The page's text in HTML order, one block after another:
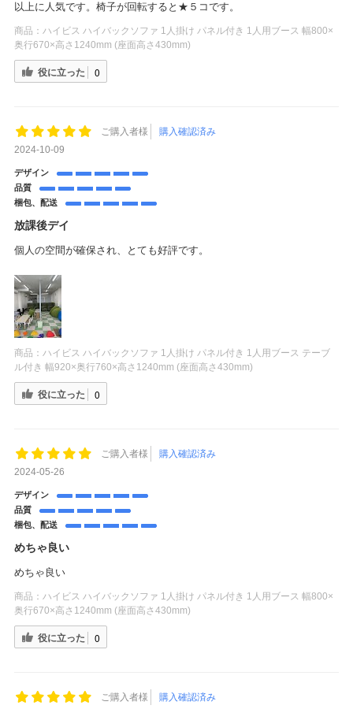
以上に人気です。椅子が回転すると★５コです。
商品： ハイビス ハイバックソファ 1人掛け パネル付き 1人用ブース 幅800×
奥行670×高さ1240mm (座面高さ430mm)
役に立った 0
ご購入者様
購入確認済み
2024-10-09
デザイン
品質
梱包、配送
放課後デイ
個人の空間が確保され、とても好評です。
商品： ハイビス ハイバックソファ 1人掛け パネル付き 1人用ブース テーブ
ル付き 幅920×奥行760×高さ1240mm (座面高さ430mm)
役に立った 0
ご購入者様
購入確認済み
2024-05-26
デザイン
品質
梱包、配送
めちゃ良い
めちゃ良い
商品： ハイビス ハイバックソファ 1人掛け パネル付き 1人用ブース 幅800×
奥行670×高さ1240mm (座面高さ430mm)
役に立った 0
ご購入者様
購入確認済み